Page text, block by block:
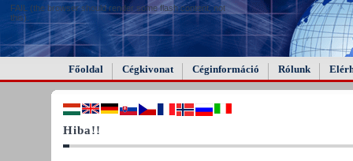
FAIL (the browser should render some flash content, not
this).
Főoldal Cégkivonat Céginformáció Rólunk
Hiba!!